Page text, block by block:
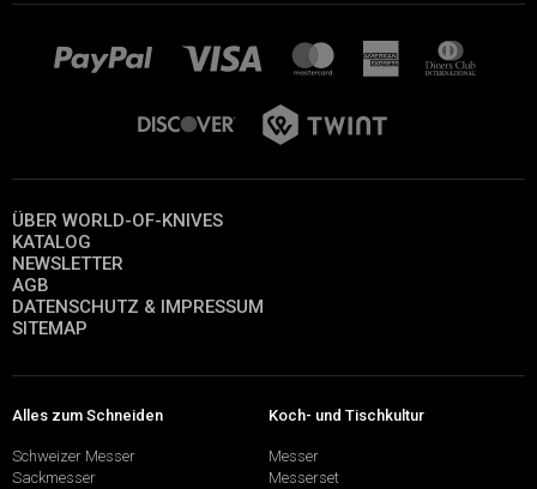
ÜBER WORLD-OF-KNIVES
KATALOG
NEWSLETTER
AGB
DATENSCHUTZ & IMPRESSUM
SITEMAP
Alles zum Schneiden
Schweizer Messer
Sackmesser
Koch- und Tischkultur
Messer
Messerset